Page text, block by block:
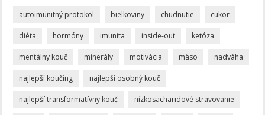
autoimunitný protokol bielkoviny chudnutie cukor
diéta hormóny imunita inside-out ketóza
mentálny kouč minerály motivácia mäso nadváha
najlepší koučing najlepší osobný kouč
najlepší transformatívny kouč nízkosacharidové stravovanie